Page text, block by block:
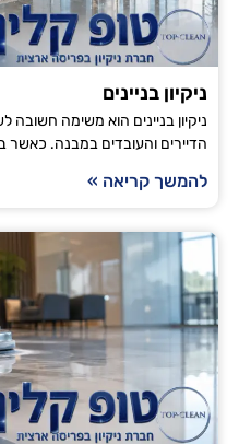
ניקיון בניינים
ניקיון בניינים הוא משימה
הדיירים והעובדים במבנה. כאשר
להמשך קריאה »